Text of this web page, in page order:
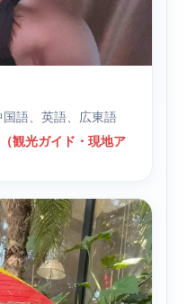
語、英語、広東語
観光ガイド・現地ア